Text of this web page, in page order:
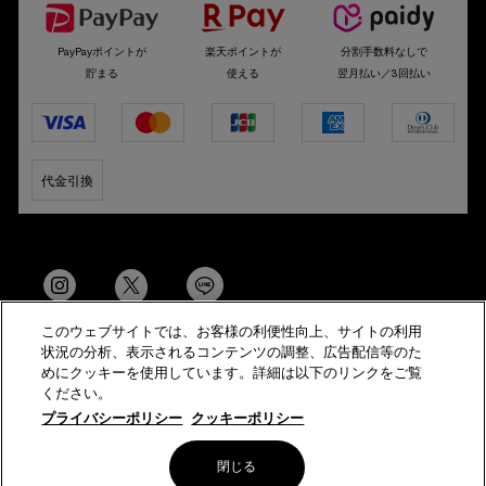
PayPayポイントが
貯まる
楽天ポイントが
使える
分割手数料なしで
翌月払い／3回払い
代金引換
© Helena Rubinstein All Rights Reserved
サイト利用規約
サイトマップ
このウェブサイトでは、お客様の利便性向上、サイトの利用
状況の分析、表示されるコンテンツの調整、広告配信等のた
めにクッキーを使用しています。詳細は以下のリンクをご覧
ください。
プライバシーポリシー クッキーポリシー
閉じる